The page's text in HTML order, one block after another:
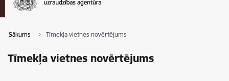
Sākums Tīmekļa vietnes novērtējums
Tīmekļa vietnes novērtējums